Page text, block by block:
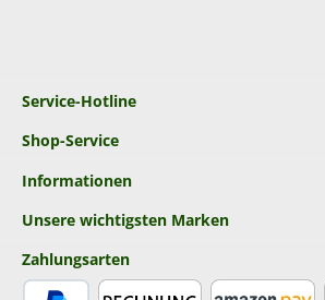
Service-Hotline
Shop-Service
Informationen
Unsere wichtigsten Marken
Zahlungsarten